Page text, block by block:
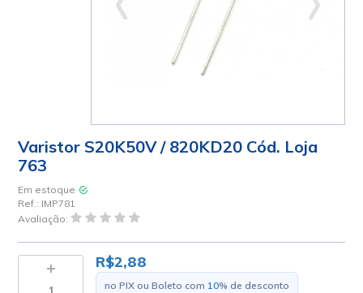
Varistor S20K50V / 820KD20 Cód. Loja
763
Em estoque
Ref.: IMP781
Avaliação:
R$2,88
no PIX ou Boleto com 10% de desconto